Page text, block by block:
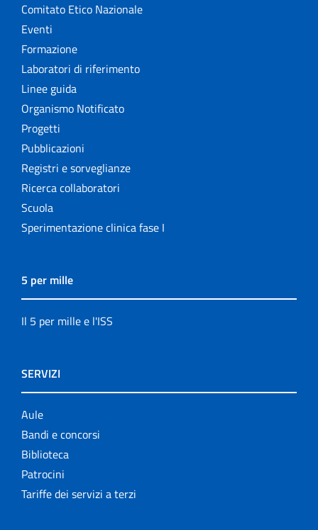
Comitato Etico Nazionale
Eventi
Formazione
Laboratori di riferimento
Linee guida
Organismo Notificato
Progetti
Pubblicazioni
Registri e sorveglianze
Ricerca collaboratori
Scuola
Sperimentazione clinica fase I
5 per mille
Il 5 per mille e l'ISS
SERVIZI
Aule
Bandi e concorsi
Biblioteca
Patrocini
Tariffe dei servizi a terzi